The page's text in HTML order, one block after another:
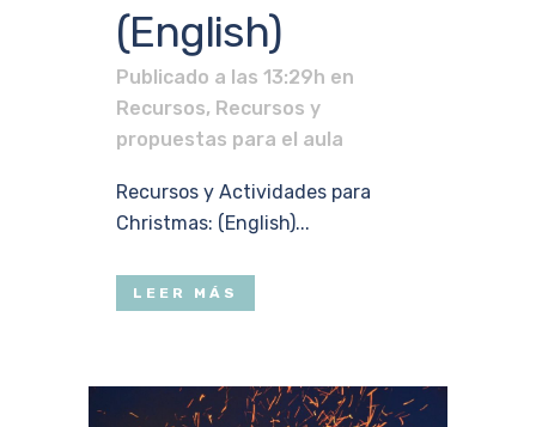
(English)
Publicado a las 13:29h en
Recursos, Recursos y
propuestas para el aula
Recursos y Actividades para
Christmas: (English)...
LEER MÁS